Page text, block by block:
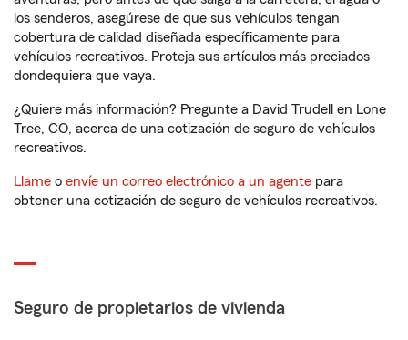
los senderos, asegúrese de que sus vehículos tengan
cobertura de calidad diseñada específicamente para
vehículos recreativos. Proteja sus artículos más preciados
dondequiera que vaya.
¿Quiere más información? Pregunte a David Trudell en Lone
Tree, CO, acerca de una cotización de seguro de vehículos
recreativos.
Llame o envíe un correo electrónico a un agente para
obtener una cotización de seguro de vehículos recreativos.
Seguro de propietarios de vivienda